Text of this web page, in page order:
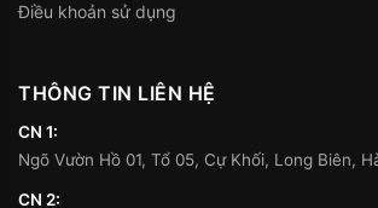
Điều khoản sử dụng
THÔNG TIN LIÊN HỆ
CN 1:
Ngõ Vườn Hồ 01, Tổ 05, Cự Khối, Long Biên,
CN 2: